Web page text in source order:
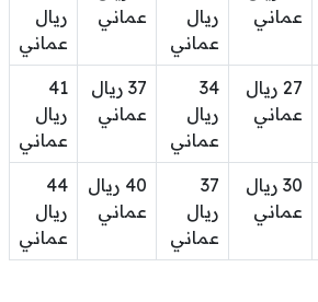
عماني
ريال
عماني
عماني
ريال
عماني
27 ريال
عماني
34
ريال
عماني
37 ريال
عماني
41
ريال
عماني
30 ريال
عماني
37
ريال
عماني
40 ريال
عماني
44
ريال
عماني